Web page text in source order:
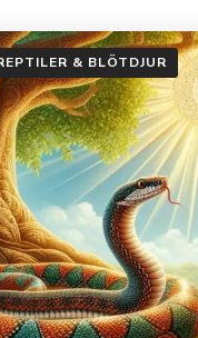
& BLÖTDJUR